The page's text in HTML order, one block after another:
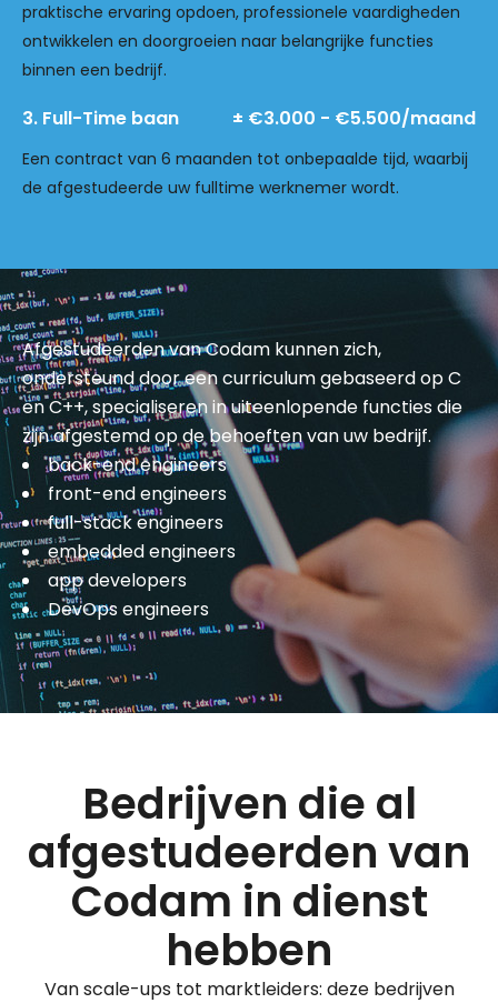
praktische ervaring opdoen, professionele vaardigheden
ontwikkelen en doorgroeien naar belangrijke functies
binnen een bedrijf.
3. Full-Time baan ± €3.000 - €5.500/maand
Een contract van 6 maanden tot onbepaalde tijd, waarbij
de afgestudeerde uw fulltime werknemer wordt.
Afgestudeerden van Codam kunnen zich,
ondersteund door een curriculum gebaseerd op C
en C++, specialiseren in uiteenlopende functies die
zijn afgestemd op de behoeften van uw bedrijf.
back-end engineers
front-end engineers
full-stack engineers
embedded engineers
app developers
DevOps engineers
Bedrijven die al
afgestudeerden van
Codam in dienst
hebben
Van scale-ups tot marktleiders: deze bedrijven